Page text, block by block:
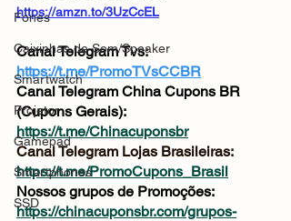
Fones
Caixinhas de Som/Speaker
Smartwatch
Projetor
Gamepad
Smartphones
SSD
https://amzn.to/3UzCcEL
Canal Telegram Tvs:
https://t.me/PromoTVsCCBR
Canal Telegram China Cupons BR
(Cupons Gerais):
https://t.me/Chinacuponsbr
Canal Telegram Lojas Brasileiras:
https://t.me/PromoCupons_Brasil
Nossos grupos de Promoções:
https://chinacuponsbr.com/grupos-